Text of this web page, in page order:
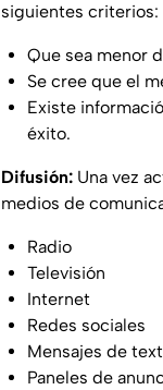
siguientes criterios:
Que sea menor
Se cree que el
Existe
éxito.
Difusión: Una vez
medios de
Radio
Televisión
Internet
Redes sociales
Mensajes de
Paneles de